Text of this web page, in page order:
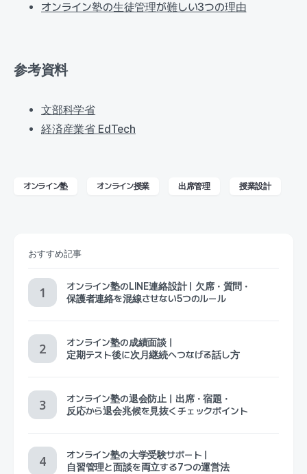
オンライン塾の生徒管理が難しい3つの理由
参考資料
文部科学省
経済産業省 EdTech
オンライン塾 オンライン授業 出席管理 授業設計
おすすめ記事
オンライン塾のLINE連絡設計｜欠席・質問・
保護者連絡を混線させない5つのルール
オンライン塾の成績面談｜
定期テスト後に次月継続へつなげる話し方
オンライン塾の退会防止｜出席・宿題・
反応から退会兆候を見抜くチェックポイント
オンライン塾の大学受験サポート｜
自習管理と面談を両立する7つの運営法